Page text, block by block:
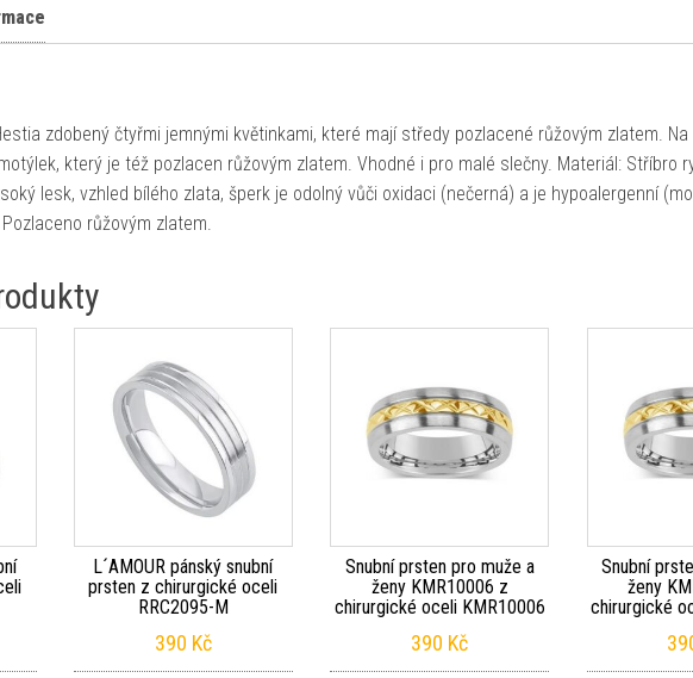
zdobený čtyřmi jemnými květinkami, které mají středy pozlacené růžovým zlatem. Na
který je též pozlacen růžovým zlatem. Vhodné i pro malé slečny. Materiál: Stříbro
lesk, vzhled bílého zlata, šperk je odolný vůči oxidaci (nečerná) a je hypoalergenní
růžovým zlatem.
L´AMOUR pánský snubní
prsten z chirurgické oceli
RRC2095-M
390 Kč
Snubní prsten pro muže a
ženy KMR10006 z
chirurgické oceli KMR10006
390 Kč
Snubní
ženy
chirurgické